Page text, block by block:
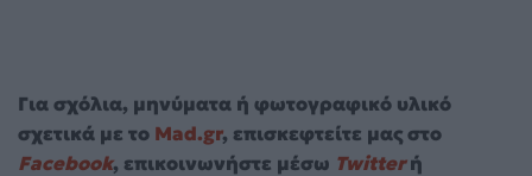
Για σχόλια, μηνύματα ή φωτογραφικό υλικό
σχετικά με το Mad.gr, επισκεφτείτε μας στο
Facebook, επικοινωνήστε μέσω Twitterή